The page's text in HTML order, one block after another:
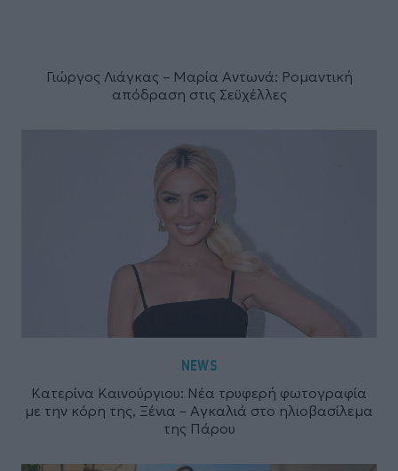
Γιώργος Λιάγκας – Μαρία Αντωνά: Ρομαντική
απόδραση στις Σεϋχέλλες
NEWS
Κατερίνα Καινούργιου: Νέα τρυφερή φωτογραφία
με την κόρη της, Ξένια – Αγκαλιά στο ηλιοβασίλεμα
της Πάρου